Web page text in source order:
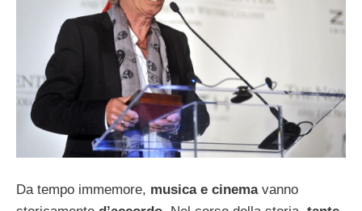
Da tempo immemore, musica e cinemavanno